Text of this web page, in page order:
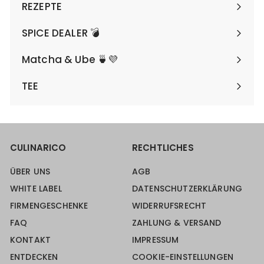
REZEPTE
SPICE DEALER 💣
Matcha & Ube 🍵💜
TEE
CULINARICO
ÜBER UNS
WHITE LABEL
FIRMENGESCHENKE
FAQ
KONTAKT
ENTDECKEN
RECHTLICHES
AGB
DATENSCHUTZERKLÄRUNG
WIDERRUFSRECHT
ZAHLUNG & VERSAND
IMPRESSUM
COOKIE-EINSTELLUNGEN